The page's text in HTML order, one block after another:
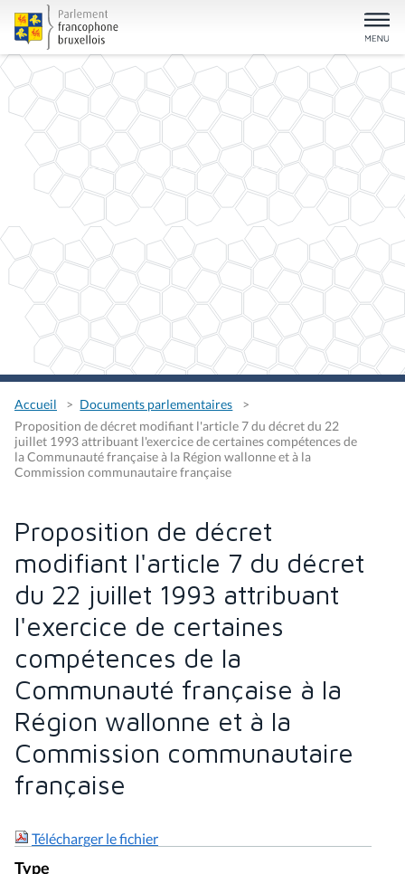
Accueil
Documents parlementaires
Proposition de décret modifiant l'article 7 du décret du 22
juillet 1993 attribuant l'exercice de certaines compétences de
la Communauté française à la Région wallonne et à la
Commission communautaire française
Proposition de décret
modifiant l'article 7 du décret
du 22 juillet 1993 attribuant
l'exercice de certaines
compétences de la
Communauté française à la
Région wallonne et à la
Commission communautaire
française
Télécharger le fichier
Type